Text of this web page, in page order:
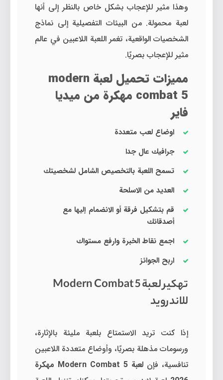
وهذا مثير للإعجاب بشكل خاص بالنظر إلى أنها
لعبة محمولة. من البيئات التفصيلية إلى نماذج
الشخصيات الواقعية، تغمر اللعبة اللاعبين في عالم
مثير للإعجاب بصريًا.
مميزات تحميل لعبة modern
combat 5 مهكرة من ميديا
فاير
اوضاع لعب متعددة
جرافيك عال جدا
تسمح اللعبة بالتخصيص الشامل لشخصيتك
العديد من الاسلحة
قم بتشكيل فرقة أو الانضمام إليها مع
أصدقائك
اجمع نقاط الخبرة وارفع مستواك
اربح الجوائز
تهكير لعبة Modern Combat 5
للاندرويد
إذا كنت تريد الاستمتاع بلعبة مليئة بالإثارة،
ورسومات مذهلة بصريًا، وأوضاع متعددة اللاعبين
تنافسية، فإن
لعبة Modern Combat 5 مهكرة